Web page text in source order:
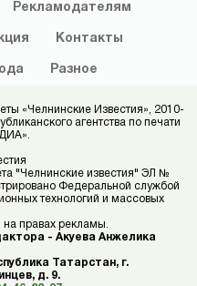
Рекламодателям
Контакты
Разное
«Челнинские Известия», 2010-
агентства по печати
"Челнинские известия" ЭЛ №
Федеральной службой
технологий и массовых
на правах рекламы.
- Акуева Анжелика
Татарстан, г.
д. 9.